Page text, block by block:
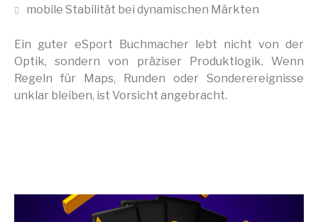
mobile Stabilität bei dynamischen Märkten
Ein guter eSport Buchmacher lebt nicht von der
Optik, sondern von präziser Produktlogik. Wenn
Regeln für Maps, Runden oder Sonderereignisse
unklar bleiben, ist Vorsicht angebracht.